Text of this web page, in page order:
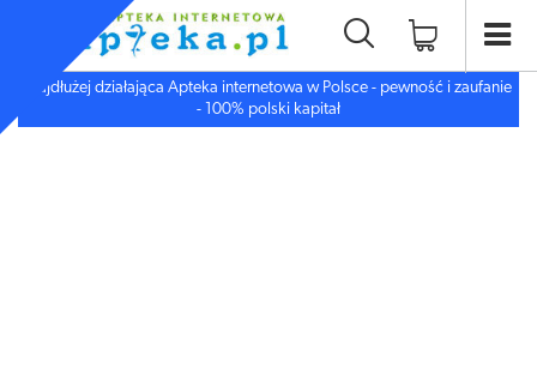
Najdłużej działająca Apteka internetowa w Polsce - pewność i zaufanie
- 100% polski kapitał